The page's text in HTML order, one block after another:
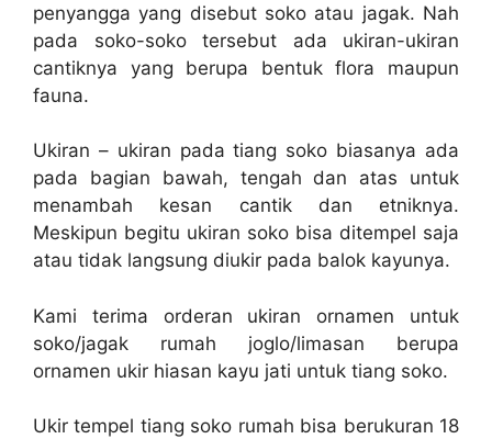
penyangga yang disebut soko atau jagak. Nah
pada soko-soko tersebut ada ukiran-ukiran
cantiknya yang berupa bentuk flora maupun
fauna.
Ukiran – ukiran pada tiang soko biasanya ada
pada bagian bawah, tengah dan atas untuk
menambah kesan cantik dan etniknya.
Meskipun begitu ukiran soko bisa ditempel saja
atau tidak langsung diukir pada balok kayunya.
Kami terima orderan ukiran ornamen untuk
soko/jagak rumah joglo/limasan berupa
ornamen ukir hiasan kayu jati untuk tiang soko.
Ukir tempel tiang soko rumah bisa berukuran 18